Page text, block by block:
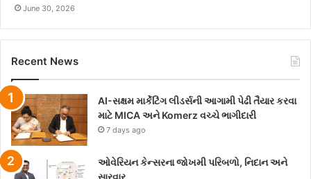
June 30, 2026
Recent News
AI-સક્ષમ માર્કેટિંગ લીડર્સની આગામી પેઢી તૈયાર કરવા
માટે MICA અને Komerz વચ્ચે ભાગીદારી
7 days ago
ઓવેરિયન કેન્સરના જોખમી પરિબળો, નિદાન અને
સારવાર